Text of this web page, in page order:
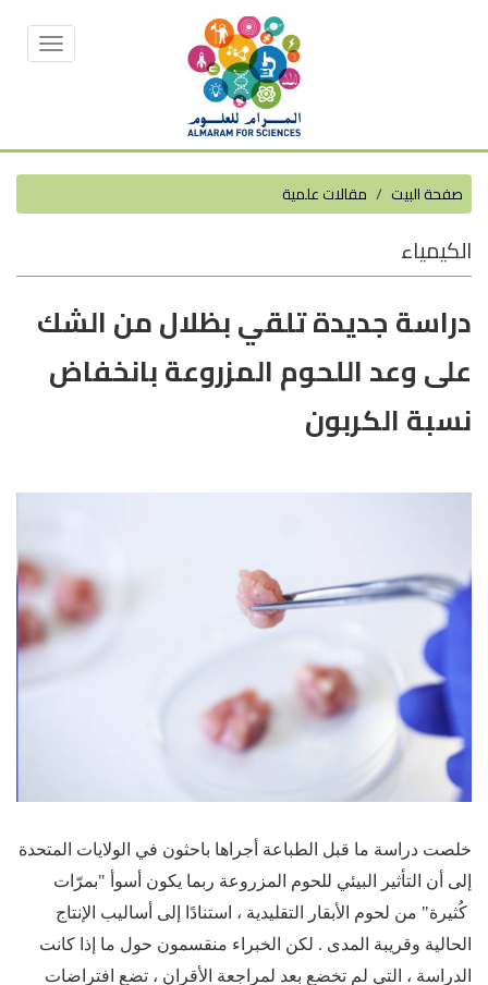
Toggle
صفحة البيت مقالات علمية
الكيمياء
دراسة جديدة تلقي بظلال من الشك
على وعد اللحوم المزروعة بانخفاض
نسبة الكربون
خلصت دراسة ما قبل الطباعة أجراها باحثون في الولايات المتحدة
إلى أن التأثير البيئي للحوم المزروعة ربما يكون أسوأ "بمرّات
كُثيرة" من لحوم الأبقار التقليدية ، استنادًا إلى أساليب الإنتاج
الحالية وقريبة المدى . لكن الخبراء منقسمون حول ما إذا كانت
الدراسة ، التي لم تخضع بعد لمراجعة الأقران ، تضع افتراضات